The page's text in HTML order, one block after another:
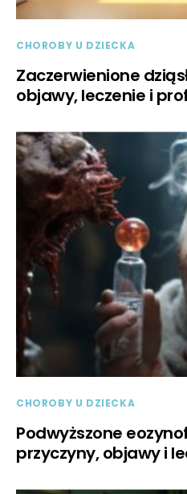
CHOROBY U DZIECKA
Zaczerwienione
objawy, leczenie i
CHOROBY U DZIECKA
Podwyższone
przyczyny, objawy i